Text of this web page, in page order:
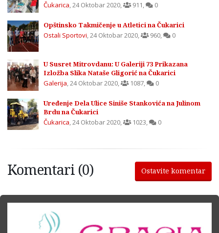
Čukarica,24 Oktobar 2020, 911, 0
Opštinsko Takmičenje u Atletici na Čukarici
Ostali Sportovi,24 Oktobar 2020, 960, 0
U Susret Mitrovdanu: U Galeriji 73 Prikazana
Izložba Slika Nataše Gligorić na Čukarici
Galerija,24 Oktobar 2020, 1087, 0
Uređenje Dela Ulice Siniše Stankovića na Julinom
Brdu na Čukarici
Čukarica,24 Oktobar 2020, 1023, 0
Komentari (0) Ostavite komentar